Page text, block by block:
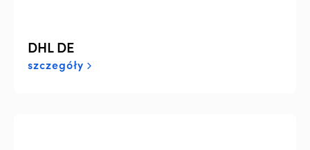
DHL DE
szczegóły